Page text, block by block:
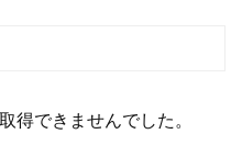
得できませんでした。